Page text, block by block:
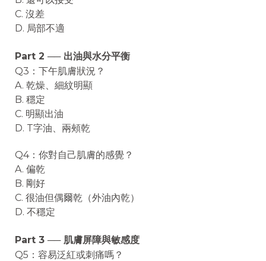
C. 沒差
D. 局部不適
Part 2 ── 出油與水分平衡
Q3：下午肌膚狀況？
A. 乾燥、細紋明顯
B. 穩定
C. 明顯出油
D. T字油、兩頰乾
Q4：你對自己肌膚的感覺？
A. 偏乾
B. 剛好
C. 很油但偶爾乾（外油內乾）
D. 不穩定
Part 3 ── 肌膚屏障與敏感度
Q5：容易泛紅或刺痛嗎？